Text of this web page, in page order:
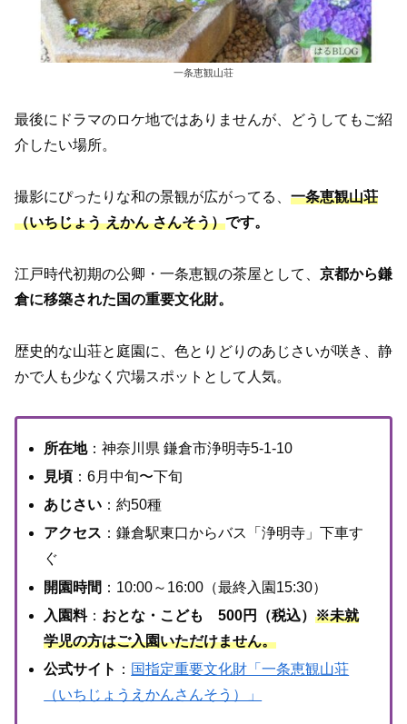
一条恵観山荘
最後にドラマのロケ地ではありませんが、どうしてもご紹
介したい場所。
撮影にぴったりな和の景観が広がってる、 一条恵観山荘
（いちじょう えかん さんそう）です。
江戸時代初期の公卿・一条恵観の茶屋として、 京都から鎌
倉に移築された国の重要文化財。
歴史的な山荘と庭園に、色とりどりのあじさいが咲き、静
かで人も少なく穴場スポットとして人気。
所在地：神奈川県 鎌倉市浄明寺5-1-10
見頃 ：6月中旬〜下旬
あじさい ：約50種
アクセス ：鎌倉駅東口からバス「浄明寺」下車す
ぐ
開園時間 ：10:00～16:00（最終入園15:30）
入園料： おとな・こども 500円（税込）※未就
学児の方はご入園いただけません。
公式サイト ： 国指定重要文化財「一条恵観山荘
（いちじょうえかんさんそう）」